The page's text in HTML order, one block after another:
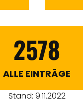
2578
ALLE EINTRÄGE
Stand: 9.11.2022